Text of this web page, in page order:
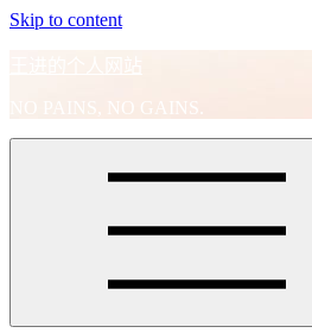
Skip to content
王进的个人网站
NO PAINS, NO GAINS.